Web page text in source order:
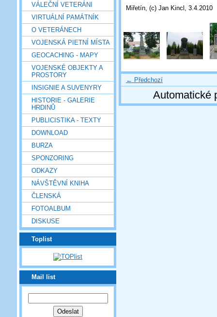
VÁLEČNÍ VETERÁNI
VIRTUÁLNÍ PAMÁTNÍK
O VETERÁNECH
VOJENSKÁ PIETNÍ MÍSTA
GEOCACHING - MAPY
VOJENSKÉ OBJEKTY A
PROSTORY
INSIGNIE A SUVENYRY
HISTORIE - GALERIE
HRDINŮ
PUBLICISTIKA - TEXTY
DOWNLOAD
BURZA
SPONZORING
ODKAZY
NÁVŠTĚVNÍ KNIHA
ČLENSKÁ
FOTOALBUM
DISKUSE
Toplist
Mail list
Miřetín, (c) Jan Kincl, 3.4.2010
← Předchozí
Automatické